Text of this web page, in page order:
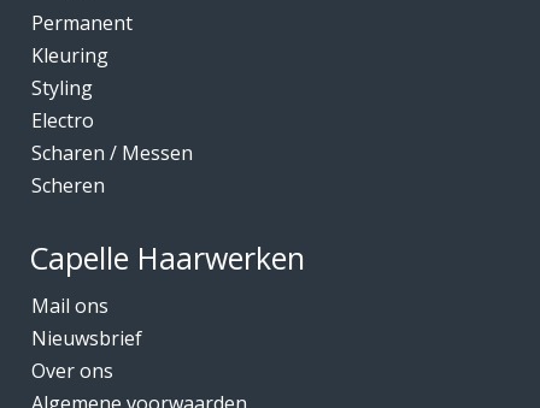
Permanent
Kleuring
Styling
Electro
Scharen / Messen
Scheren
Capelle Haarwerken
Mail ons
Nieuwsbrief
Over ons